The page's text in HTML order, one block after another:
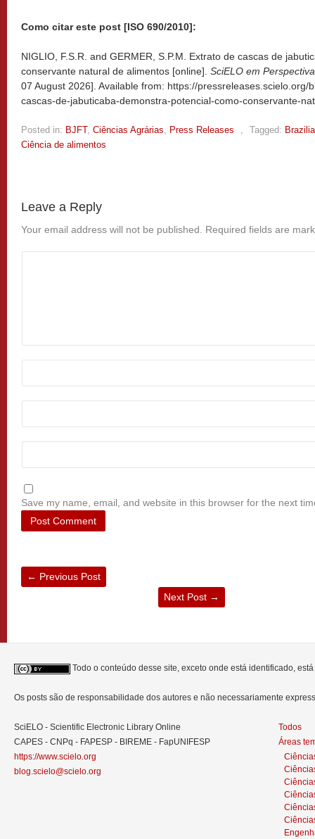
Como citar este post [ISO 690/2010]:
NIGLIO, F.S.R. and GERMER, S.P.M. Extrato de cascas de
conservante natural de alimentos [online]. SciELO em
07 August 2026]. Available from: https://pressreleases.scielo.org/
cascas-de-jabuticaba-demonstra-potencial-como-conservante-
Posted in: BJFT, Ciências Agrárias, Press Releases , Tagged:
Ciência de alimentos
Leave a Reply
Your email address will not be published. Required fields are
Save my name, email, and website in this browser for the next
← Previous Post
Next Post →
Todo o conteúdo desse site, exceto onde está identificado,
Os posts são de responsabilidade dos autores e não necessariamente
SciELO - Scientific Electronic Library Online
CAPES - CNPq - FAPESP - BIREME - FapUNIFESP
https://www.scielo.org
blog.scielo@scielo.org
Todos
Áreas